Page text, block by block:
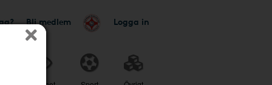
Bli medlem Logga in